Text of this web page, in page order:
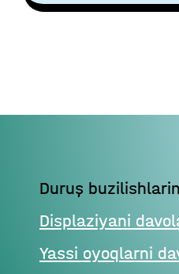
Duruş
Displaziyani
Yassi oyoqlarni